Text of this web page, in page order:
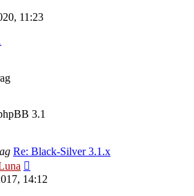
Beitrag11:23
3.1
Re: Black-Silver 3.1.x
Beitrag
14:12